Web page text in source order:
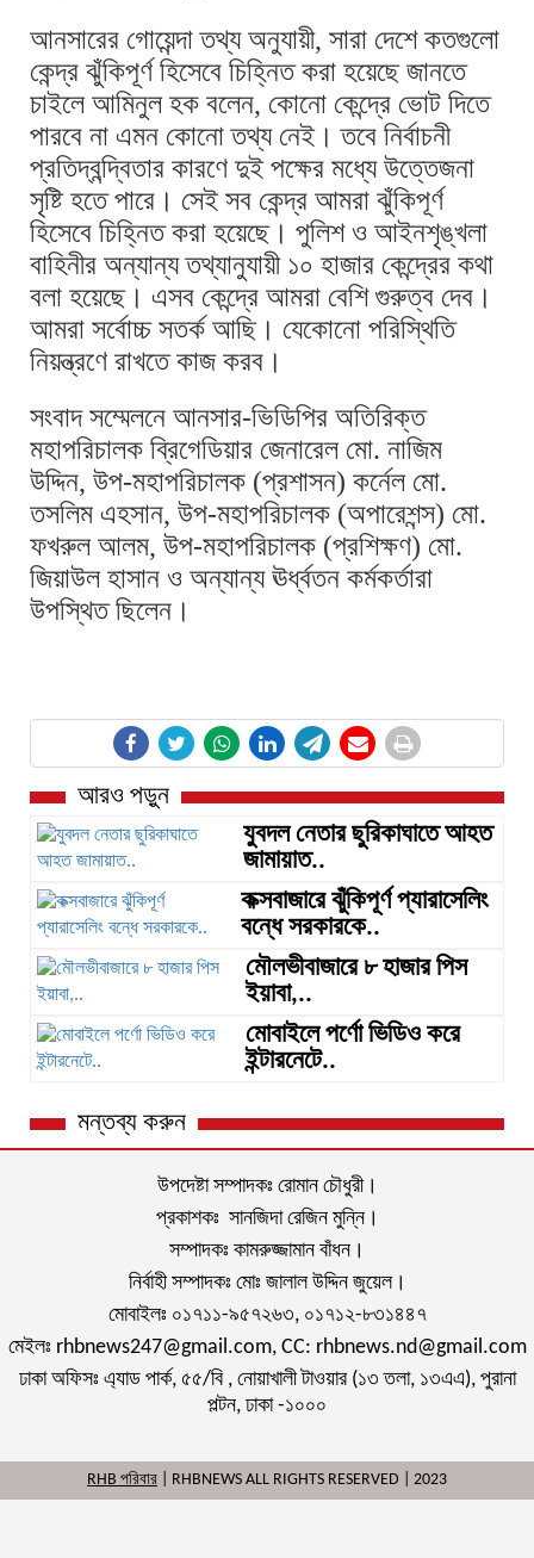
আনসারের গোয়েন্দা তথ্য অনুযায়ী, সারা দেশে কতগুলো
কেন্দ্র ঝুঁকিপূর্ণ হিসেবে চিহ্নিত করা হয়েছে জানতে
চাইলে আমিনুল হক বলেন, কোনো কেন্দ্রে ভোট দিতে
পারবে না এমন কোনো তথ্য নেই। তবে নির্বাচনী
প্রতিদ্বন্দ্বিতার কারণে দুই পক্ষের মধ্যে উত্তেজনা
সৃষ্টি হতে পারে। সেই সব কেন্দ্র আমরা ঝুঁকিপূর্ণ
হিসেবে চিহ্নিত করা হয়েছে। পুলিশ ও আইনশৃঙ্খলা
বাহিনীর অন্যান্য তথ্যানুযায়ী ১০ হাজার কেন্দ্রের কথা
বলা হয়েছে। এসব কেন্দ্রে আমরা বেশি গুরুত্ব দেব।
আমরা সর্বোচ্চ সতর্ক আছি। যেকোনো পরিস্থিতি
নিয়ন্ত্রণে রাখতে কাজ করব।
সংবাদ সম্মেলনে আনসার-ভিডিপির অতিরিক্ত
মহাপরিচালক ব্রিগেডিয়ার জেনারেল মো. নাজিম
উদ্দিন, উপ-মহাপরিচালক (প্রশাসন) কর্নেল মো.
তসলিম এহসান, উপ-মহাপরিচালক (অপারেশন্স) মো.
ফখরুল আলম, উপ-মহাপরিচালক (প্রশিক্ষণ) মো.
জিয়াউল হাসান ও অন্যান্য ঊর্ধ্বতন কর্মকর্তারা
উপস্থিত ছিলেন।
আরও পড়ুন
যুবদল নেতার ছুরিকাঘাতে আহত
জামায়াত..
কক্সবাজারে ঝুঁকিপূর্ণ প্যারাসেলিং
বন্ধে সরকারকে..
মৌলভীবাজারে ৮ হাজার পিস
ইয়াবা,..
মোবাইলে পর্ণো ভিডিও করে
ইন্টারনেটে..
মন্তব্য করুন
উপদেষ্টা সম্পাদকঃ রোমান চৌধুরী।
প্রকাশকঃ সানজিদা রেজিন মুন্নি।
সম্পাদকঃ কামরুজ্জামান বাঁধন।
নির্বাহী সম্পাদকঃ মোঃ জালাল উদ্দিন জুয়েল।
মোবাইলঃ ০১৭১১-৯৫৭২৬৩, ০১৭১২-৮৩১৪৪৭
মেইলঃ rhbnews247@gmail.com, CC: rhbnews.nd@gmail.com
ঢাকা অফিসঃ এ্যাড পার্ক, ৫৫/বি , নোয়াখালী টাওয়ার (১৩ তলা, ১৩এএ), পুরানা
পল্টন, ঢাকা -১০০০
RHB পরিবার | RHBNEWS ALL RIGHTS RESERVED | 2023